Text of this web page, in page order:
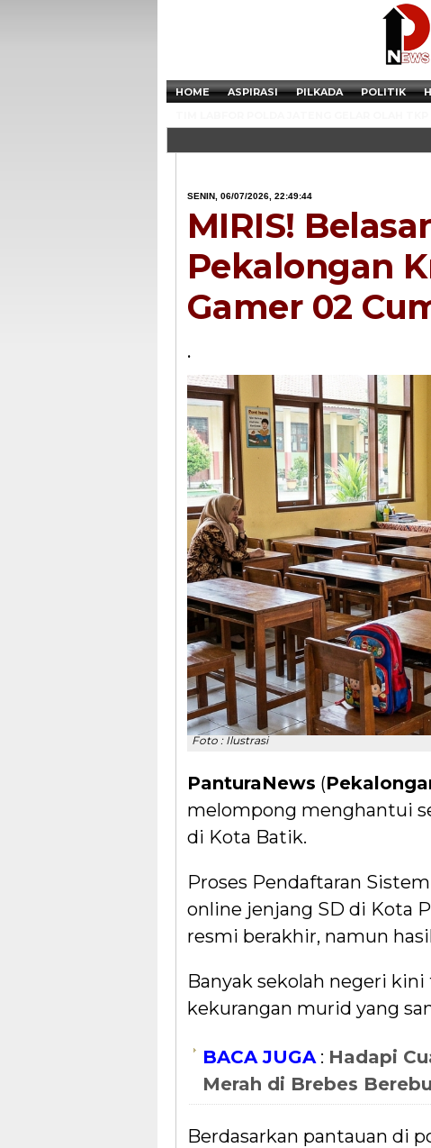
HOME ASPIRASI PILKADA POLITIK
SENIN, 06/07/2026, 22:49:44
MIRIS!
Pekalongan
Gamer 02
.
Foto : Ilustrasi
PanturaNews (
melompong menghantui
di Kota Batik.
Proses Pendaftaran
online jenjang SD di Kota
resmi berakhir, namun
Banyak sekolah negeri
kekurangan murid yang
BACA JUGA: Hadapi
Merah di Brebes
Berdasarkan pantauan di